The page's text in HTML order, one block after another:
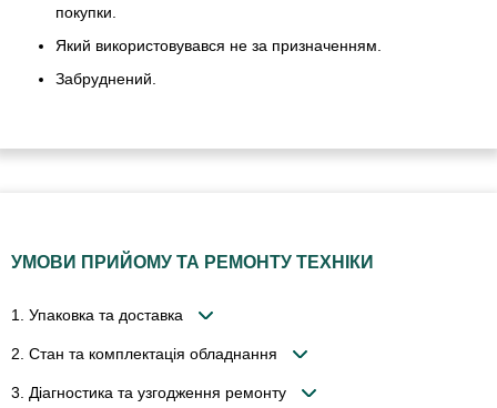
покупки.
Який використовувався не за призначенням.
Забруднений.
УМОВИ ПРИЙОМУ ТА РЕМОНТУ ТЕХНІКИ
1. Упаковка та доставка
2. Стан та комплектація обладнання
3. Діагностика та узгодження ремонту